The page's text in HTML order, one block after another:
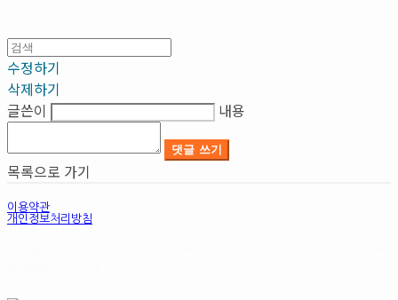
수정하기
삭제하기
글쓴이
내용
댓글 쓰기
목록으로 가기
이용약관
개인정보처리방침